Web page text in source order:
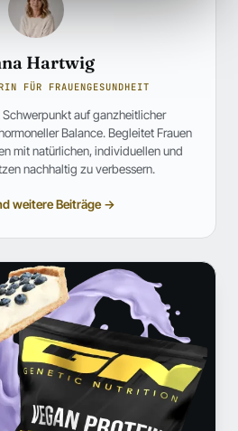
Hartwig
FÜR FRAUENGESUNDHEIT
auf ganzheitlicher
Balance. Begleitet Frauen
mit natürlichen, individuellen und
nachhaltig zu verbessern.
weitere Beiträge →